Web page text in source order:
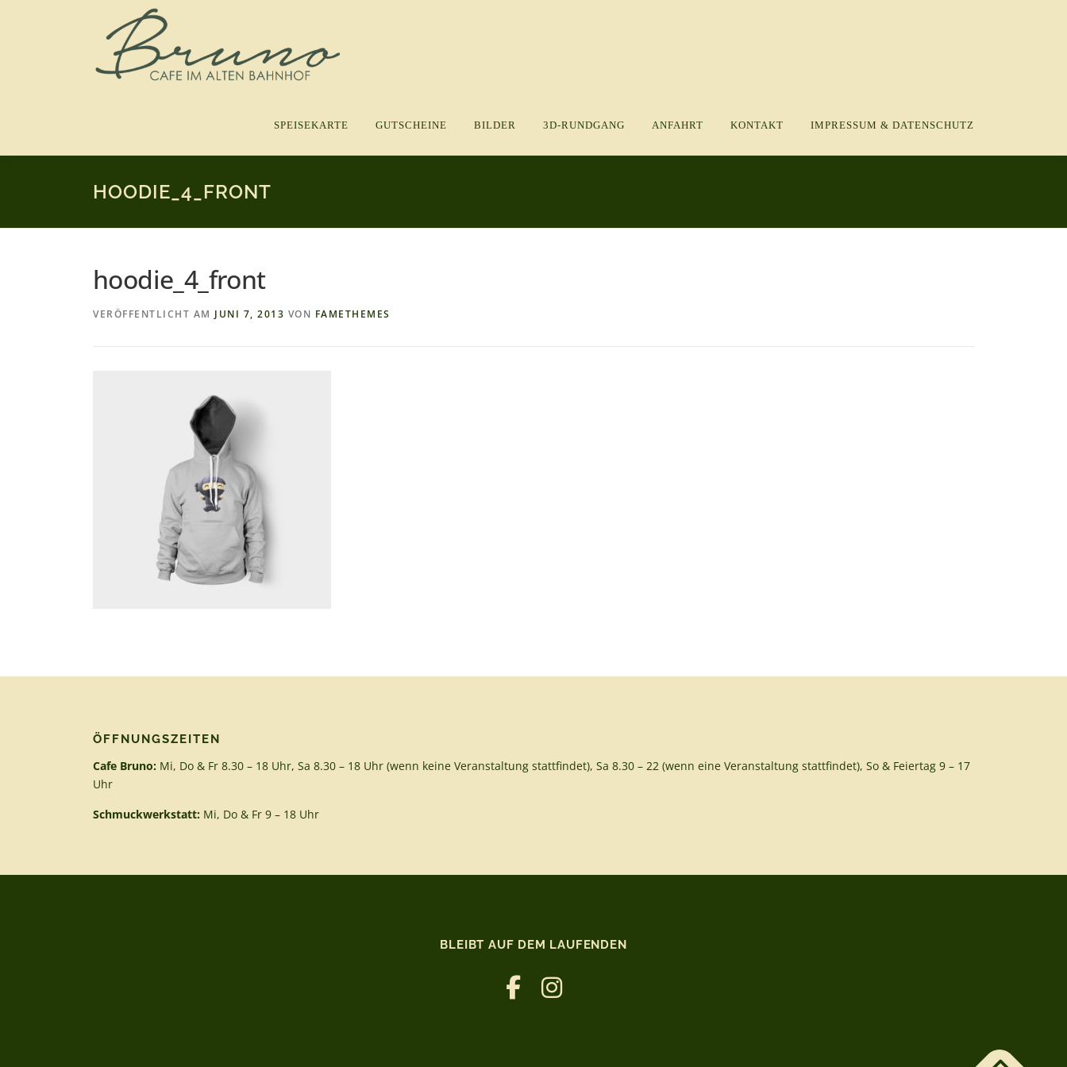
SPEISEKARTE GUTSCHEINE BILDER 3D-RUNDGANG ANFAHRT KONTAKT IMPRESSUM & DATENSCHUTZ
HOODIE_4_FRONT
hoodie_4_front
VERÖFFENTLICHT AM JUNI 7, 2013 VON FAMETHEMES
ÖFFNUNGSZEITEN
Cafe Bruno: Mi, Do & Fr 8.30 – 18 Uhr, Sa 8.30 – 18 Uhr (wenn keine Veranstaltung stattfindet), Sa 8.30 – 22 (wenn eine Veranstaltung stattfindet), So & Feiertag 9 – 17
Uhr
Schmuckwerkstatt: Mi, Do & Fr 9 – 18 Uhr
BLEIBT AUF DEM LAUFENDEN